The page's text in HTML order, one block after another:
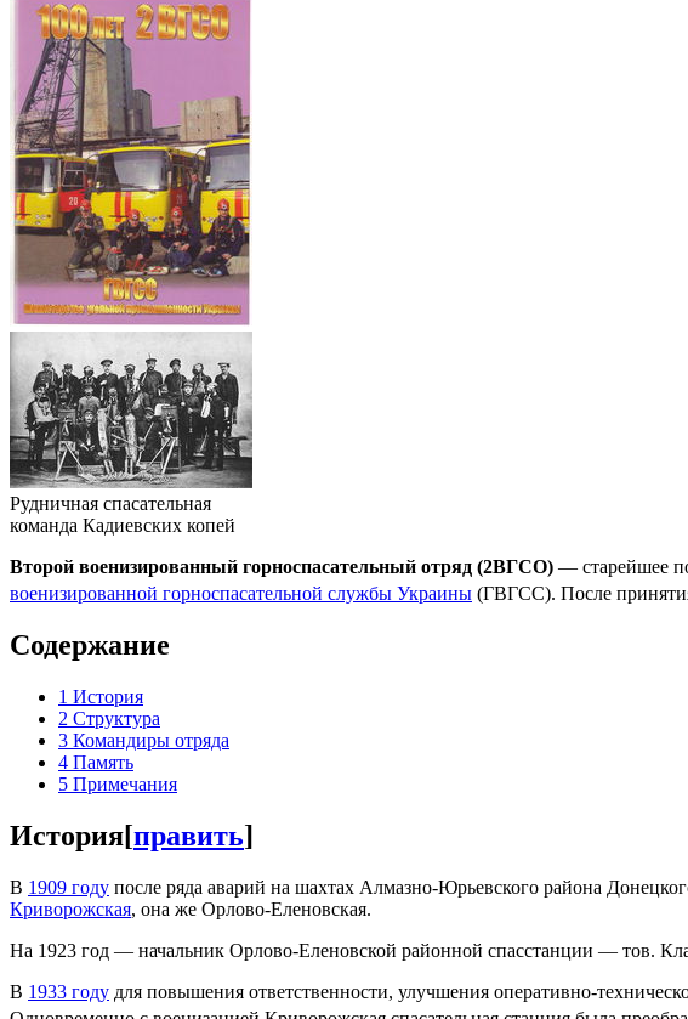
Рудничная спасательная
команда Кадиевских копей
Второй военизированный горноспасательный отряд (2ВГСО) — старейшее
военизированной горноспасательной службы Украины (ГВГСС). После
Содержание
1 История
2 Структура
3 Командиры отряда
4 Память
5 Примечания
История[править]
В 1909 году после ряда аварий на шахтах Алмазно-Юрьевского района
Криворожская, она же Орлово-Еленовская.
На 1923 год — начальник Орлово-Еленовской районной спасстанции —
В 1933 году для повышения ответственности, улучшения оперативно-